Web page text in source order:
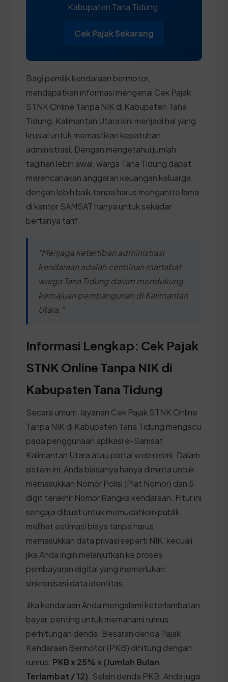
Kabupaten Tana Tidung.
Cek Pajak Sekarang
Bagi pemilik kendaraan bermotor,
mendapatkan informasi mengenai Cek Pajak
STNK Online Tanpa NIK di Kabupaten Tana
Tidung, Kalimantan Utara kini menjadi hal yang
krusial untuk memastikan kepatuhan
administrasi. Dengan mengetahui jumlah
tagihan lebih awal, warga Tana Tidung dapat
merencanakan anggaran keuangan keluarga
dengan lebih baik tanpa harus mengantre lama
di kantor SAMSAT hanya untuk sekadar
bertanya tarif.
"Menjaga ketertiban administrasi
kendaraan adalah cerminan martabat
warga Tana Tidung dalam mendukung
kemajuan pembangunan di Kalimantan
Utara."
Informasi Lengkap: Cek Pajak
STNK Online Tanpa NIK di
Kabupaten Tana Tidung
Secara umum, layanan Cek Pajak STNK Online
Tanpa NIK di Kabupaten Tana Tidung mengacu
pada penggunaan aplikasi e-Samsat
Kalimantan Utara atau portal web resmi. Dalam
sistem ini, Anda biasanya hanya diminta untuk
memasukkan Nomor Polisi (Plat Nomor) dan 5
digit terakhir Nomor Rangka kendaraan. Fitur ini
sengaja dibuat untuk memudahkan publik
melihat estimasi biaya tanpa harus
memasukkan data privasi seperti NIK, kecuali
jika Anda ingin melanjutkan ke proses
pembayaran digital yang memerlukan
sinkronisasi data identitas.
Jika kendaraan Anda mengalami keterlambatan
bayar, penting untuk memahami rumus
perhitungan denda. Besaran denda Pajak
Kendaraan Bermotor (PKB) dihitung dengan
rumus: PKB x 25% x (Jumlah Bulan
Terlambat / 12) . Selain denda PKB, Anda juga